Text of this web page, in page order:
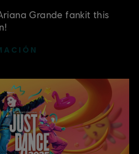
Grande fankit this